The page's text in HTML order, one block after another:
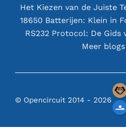
RS232 Protocol: De Gids
Meer blogs
© Opencircuit 2014 - 2026